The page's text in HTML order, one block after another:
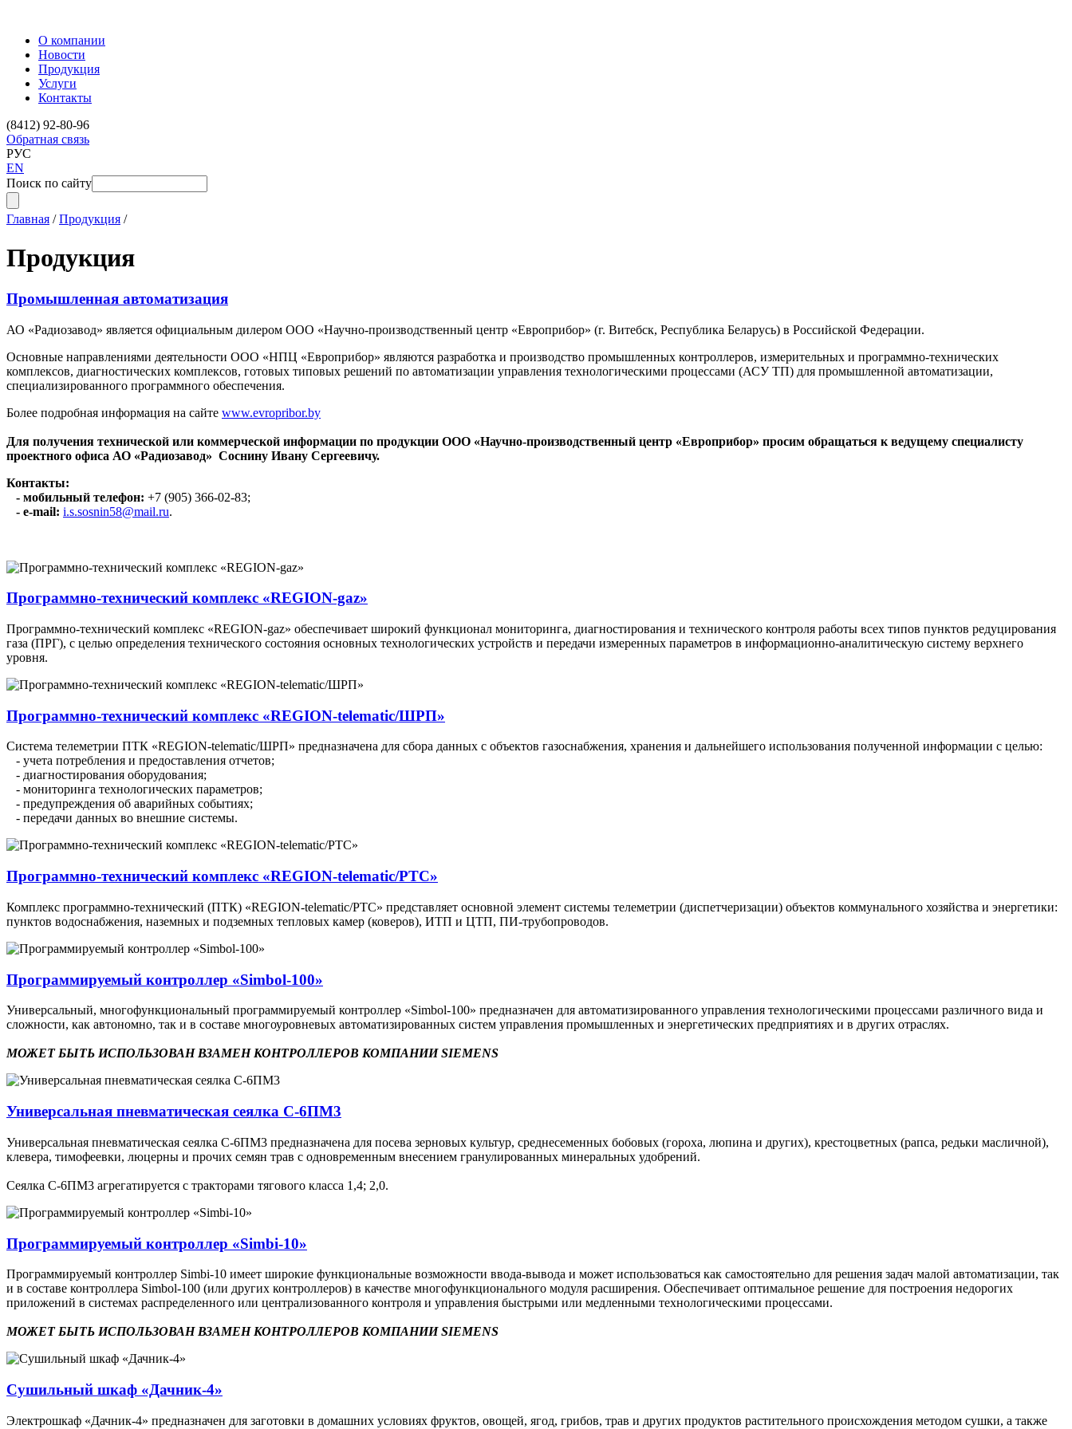
О компании
Новости
Продукция
Услуги
Контакты
(8412) 92-80-96
Обратная связь
РУС
EN
Поиск по сайту
Главная /Продукция /
Продукция
Промышленная автоматизация
АО «Радиозавод» является официальным дилером ООО «Научно-производственный центр «Европрибор» (г. Витебск, Республика Беларусь) в Российской Федерации.
Основные направлениями деятельности ООО «НПЦ «Европрибор» являются разработка и производство промышленных контроллеров, измерительных и программно-технических
комплексов, диагностических комплексов, готовых типовых решений по автоматизации управления технологическими процессами (АСУ ТП) для промышленной автоматизации,
специализированного программного обеспечения.
Более подробная информация на сайте www.evropribor.by
Для получения технической или коммерческой информации по продукции ООО «Научно-производственный центр «Европрибор» просим обращаться к ведущему специалисту
проектного офиса АО «Радиозавод» Соснину Ивану Сергеевичу.
Контакты:
- мобильный телефон: +7 (905) 366-02-83;
- e-mail: i.s.sosnin58@mail.ru.
Программно-технический комплекс «REGION-gaz»
Программно-технический комплекс «REGION-gaz» обеспечивает широкий функционал мониторинга, диагностирования и технического контроля работы всех типов пунктов редуцирования
газа (ПРГ), с целью определения технического состояния основных технологических устройств и передачи измеренных параметров в информационно-аналитическую систему верхнего
уровня.
Программно-технический комплекс «REGION-telematic/ШРП»
Система телеметрии ПТК «REGION-telematic/ШРП» предназначена для сбора данных с объектов газоснабжения, хранения и дальнейшего использования полученной информации с целью:
- учета потребления и предоставления отчетов;
- диагностирования оборудования;
- мониторинга технологических параметров;
- предупреждения об аварийных событиях;
- передачи данных во внешние системы.
Программно-технический комплекс «REGION-telematic/РТС»
Комплекс программно-технический (ПТК) «REGION-telematic/РТС» представляет основной элемент системы телеметрии (диспетчеризации) объектов коммунального хозяйства и энергетики:
пунктов водоснабжения, наземных и подземных тепловых камер (коверов), ИТП и ЦТП, ПИ-трубопроводов.
Программируемый контроллер «Simbol-100»
Универсальный, многофункциональный программируемый контроллер «Simbol-100» предназначен для автоматизированного управления технологическими процессами различного вида и
сложности, как автономно, так и в составе многоуровневых автоматизированных систем управления промышленных и энергетических предприятиях и в других отраслях.
МОЖЕТ БЫТЬ ИСПОЛЬЗОВАН ВЗАМЕН КОНТРОЛЛЕРОВ КОМПАНИИ SIEMENS
Универсальная пневматическая сеялка С-6ПМ3
Универсальная пневматическая сеялка С-6ПМ3 предназначена для посева зерновых культур, среднесеменных бобовых (гороха, люпина и других), крестоцветных (рапса, редьки масличной),
клевера, тимофеевки, люцерны и прочих семян трав с одновременным внесением гранулированных минеральных удобрений.
Сеялка С-6ПМ3 агрегатируется с тракторами тягового класса 1,4; 2,0.
Программируемый контроллер «Simbi-10»
Программируемый контроллер Simbi-10 имеет широкие функциональные возможности ввода-вывода и может использоваться как самостоятельно для решения задач малой автоматизации, так
и в составе контроллера Simbol-100 (или других контроллеров) в качестве многофункционального модуля расширения. Обеспечивает оптимальное решение для построения недорогих
приложений в системах распределенного или централизованного контроля и управления быстрыми или медленными технологическими процессами.
МОЖЕТ БЫТЬ ИСПОЛЬЗОВАН ВЗАМЕН КОНТРОЛЛЕРОВ КОМПАНИИ SIEMENS
Сушильный шкаф «Дачник-4»
Электрошкаф «Дачник-4» предназначен для заготовки в домашних условиях фруктов, овощей, ягод, грибов, трав и других продуктов растительного происхождения методом сушки, а также